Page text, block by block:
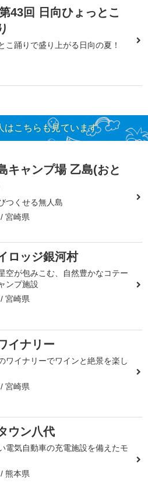
43回 日向ひょっとこ
こ踊りで盛り上がる日向の夏！
はこちらも見ています
キャンプ場 乙島(おと
つくせる無人島
宮崎県
ロッジ銀河村
空が包みこむ、自然豊かなコテー
ンプ施設
宮崎県
イナリー
ワイナリーでワインと絶景を楽し
宮崎県
ウン八代
電気自動車の充電施設を備えたモ
熊本県